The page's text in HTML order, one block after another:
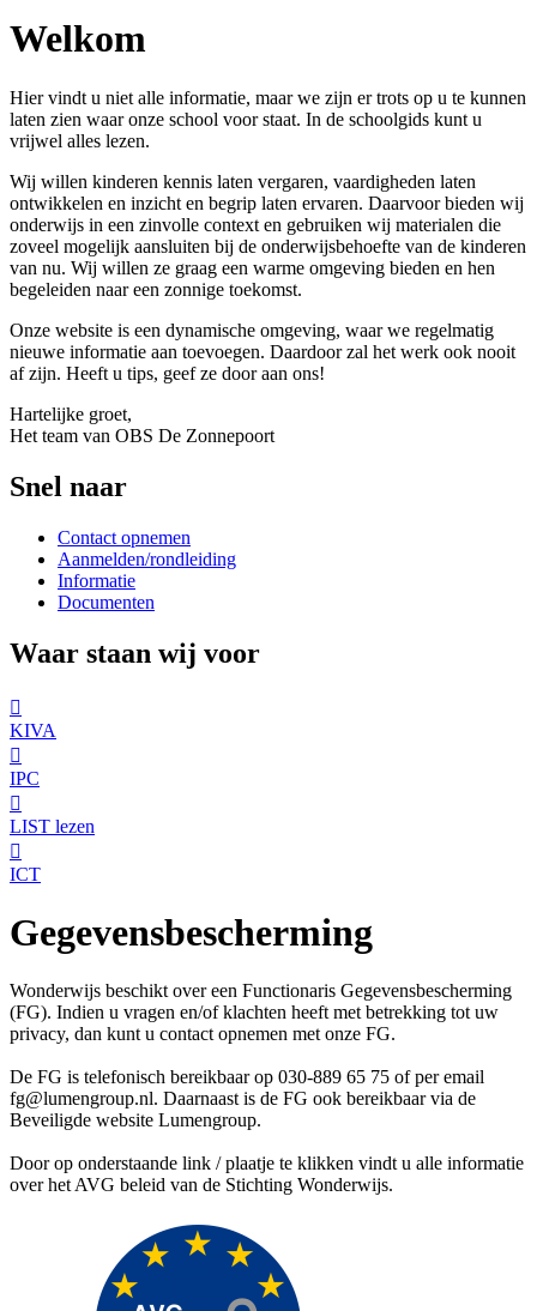
Welkom
Hier vindt u niet alle informatie, maar we zijn er trots op u te kunnen
laten zien waar onze school voor staat. In de schoolgids kunt u
vrijwel alles lezen.
Wij willen kinderen kennis laten vergaren, vaardigheden laten
ontwikkelen en inzicht en begrip laten ervaren. Daarvoor bieden wij
onderwijs in een zinvolle context en gebruiken wij materialen die
zoveel mogelijk aansluiten bij de onderwijsbehoefte van de kinderen
van nu. Wij willen ze graag een warme omgeving bieden en hen
begeleiden naar een zonnige toekomst.
Onze website is een dynamische omgeving, waar we regelmatig
nieuwe informatie aan toevoegen. Daardoor zal het werk ook nooit
af zijn. Heeft u tips, geef ze door aan ons!
Hartelijke groet,
Het team van OBS De Zonnepoort
Snel naar
Contact opnemen
Aanmelden/rondleiding
Informatie
Documenten
Waar staan wij voor

KIVA

IPC

LIST lezen

ICT
Gegevensbescherming
Wonderwijs beschikt over een Functionaris Gegevensbescherming
(FG). Indien u vragen en/of klachten heeft met betrekking tot uw
privacy, dan kunt u contact opnemen met onze FG.
De FG is telefonisch bereikbaar op 030-889 65 75 of per email
fg@lumengroup.nl. Daarnaast is de FG ook bereikbaar via de
Beveiligde website Lumengroup.
Door op onderstaande link / plaatje te klikken vindt u alle informatie
over het AVG beleid van de Stichting Wonderwijs.